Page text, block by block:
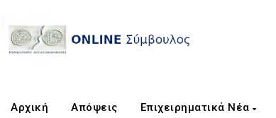
Αρχική Απόψεις Επιχειρηματικά Νέα